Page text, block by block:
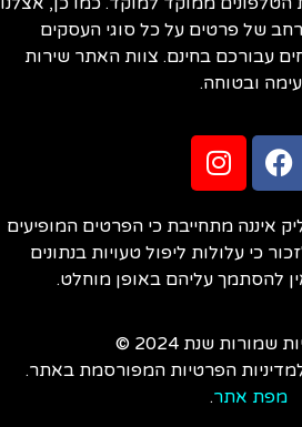
של פרטים על כל סוגי העסקים
עבורכם בחינם. צוות האתר שירות
ובטוחה.
מתחייבת כי הפרטים המופיעים
כי עלולות ליפול טעויות בנתונים
להסתמך עליהם באופן מוחלט.
שנת 2024 ©
הפרטיות המפורסמת באתר.
מפת אתר.